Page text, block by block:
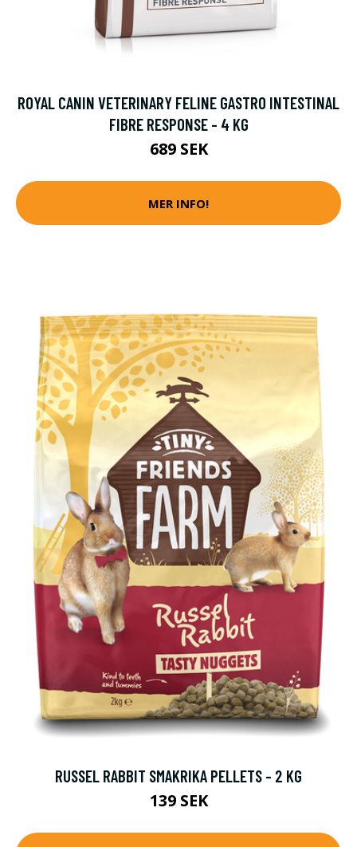
ROYAL CANIN VETERINARY FELINE GASTRO INTESTINAL
FIBRE RESPONSE - 4 KG
689 SEK
MER INFO!
RUSSEL RABBIT SMAKRIKA PELLETS - 2 KG
139 SEK